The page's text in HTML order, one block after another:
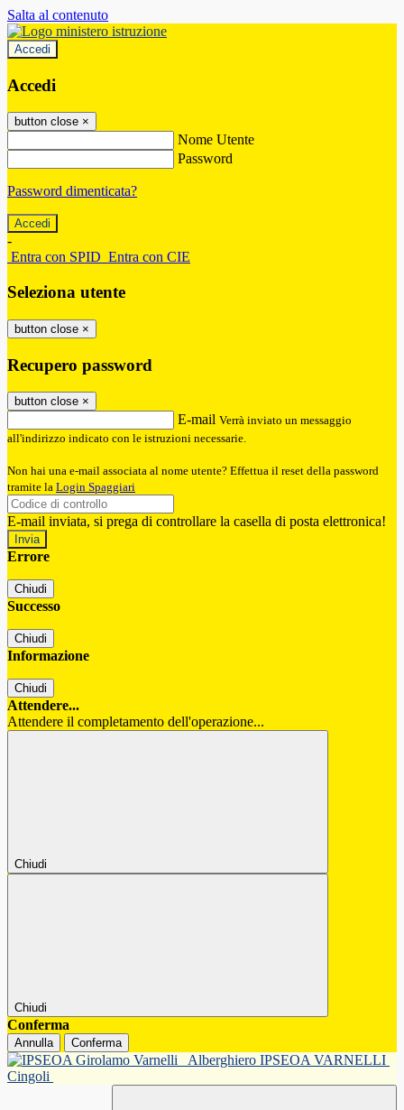
Salta al contenuto
Accedi
Accedi
button close ×
Nome Utente
Password
Password dimenticata?
-
Entra con SPID Entra con CIE
Seleziona utente
button close ×
Recupero password
button close ×
E-mail Verrà inviato un messaggio
all'indirizzo indicato con le istruzioni necessarie.
Non hai una e-mail associata al nome utente? Effettua il reset della password
tramite la Login Spaggiari
E-mail inviata, si prega di controllare la casella di posta elettronica!
Errore
Chiudi
Successo
Chiudi
Informazione
Chiudi
Attendere...
Attendere il completamento dell'operazione...
Chiudi
Chiudi
Conferma
Annulla Conferma
Alberghiero IPSEOA VARNELLI
Cingoli